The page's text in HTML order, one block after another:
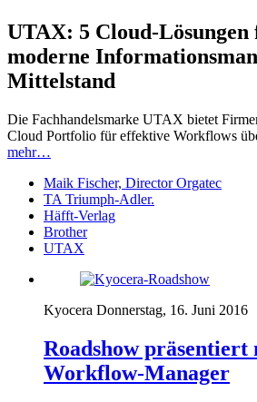
UTAX: 5 Cloud-Lösungen
moderne
Mittelstand
Die Fachhandelsmarke UTAX bietet
Cloud Portfolio für effektive Workflows
mehr…
Maik Fischer, Director Orgatec
TA Triumph-Adler.
Häfft-Verlag
Brother
UTAX
Kyocera Donnerstag, 16. Juni 2016
Roadshow präsentiert
Workflow-Manager